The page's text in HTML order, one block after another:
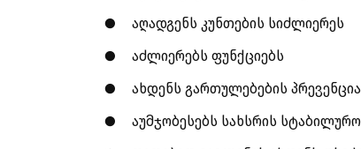
●
აღადგენს კუნთების სიძლიერეს
●
აძლიერებს ფუნქციებს
●
ახდენს გართულებების
●
აუმჯობესებს სახსრის